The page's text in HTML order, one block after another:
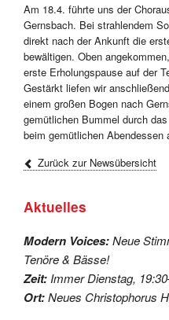
Am 18.4. führte uns der
Gernsbach. Bei strahlendem
direkt nach der Ankunft die
bewältigen. Oben
erste Erholungspause auf der
Gestärkt liefen wir
einem großen Bogen nach
gemütlichen Bummel durch
beim gemütlichen Abendessen
Zurück zur Newsübersicht
Aktuelles
Modern Voices:Neue
Tenöre & Bässe!
Zeit:Immer Dienstag,
Ort:Neues Christophorus